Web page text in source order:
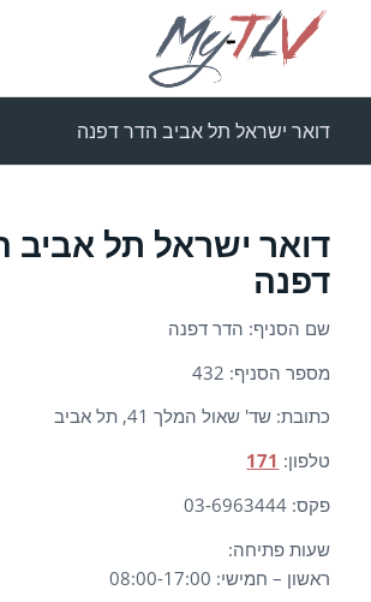
דואר ישראל תל אביב הדר דפנה
דואר ישראל תל אביב
דפנה
שם הסניף: הדר דפנה
מספר הסניף: 432
כתובת: שד' שאול המלך 41, תל אביב
טלפון: 171
פקס: 03-6963444
שעות פתיחה:
ראשון – חמישי: 08:00-17:00